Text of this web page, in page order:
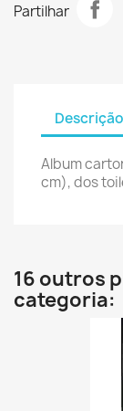
Partilhar
Descrição
Album
cm), dos
16 outros
categoria: